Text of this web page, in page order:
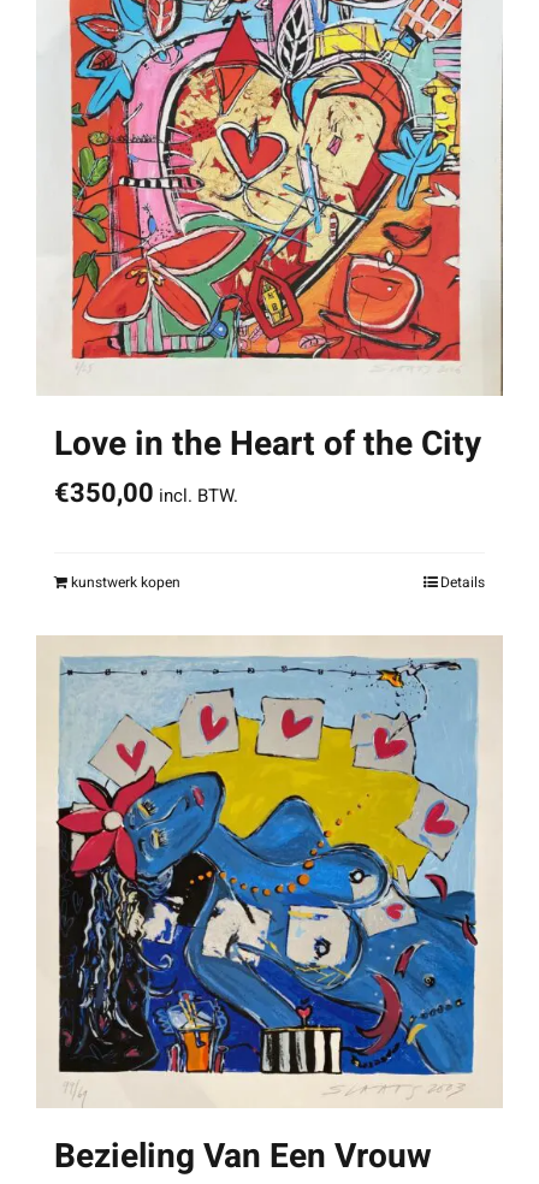
Love in the Heart of the City
€350,00 incl. BTW.
kunstwerk kopen Details
Bezieling Van Een Vrouw